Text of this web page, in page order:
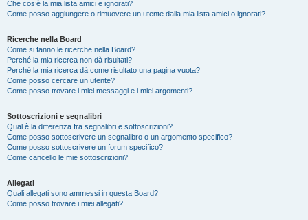
Che cos’è la mia lista amici e ignorati?
Come posso aggiungere o rimuovere un utente dalla mia lista amici o ignorati?
Ricerche nella Board
Come si fanno le ricerche nella Board?
Perché la mia ricerca non dà risultati?
Perché la mia ricerca dà come risultato una pagina vuota?
Come posso cercare un utente?
Come posso trovare i miei messaggi e i miei argomenti?
Sottoscrizioni e segnalibri
Qual è la differenza fra segnalibri e sottoscrizioni?
Come posso sottoscrivere un segnalibro o un argomento specifico?
Come posso sottoscrivere un forum specifico?
Come cancello le mie sottoscrizioni?
Allegati
Quali allegati sono ammessi in questa Board?
Come posso trovare i miei allegati?